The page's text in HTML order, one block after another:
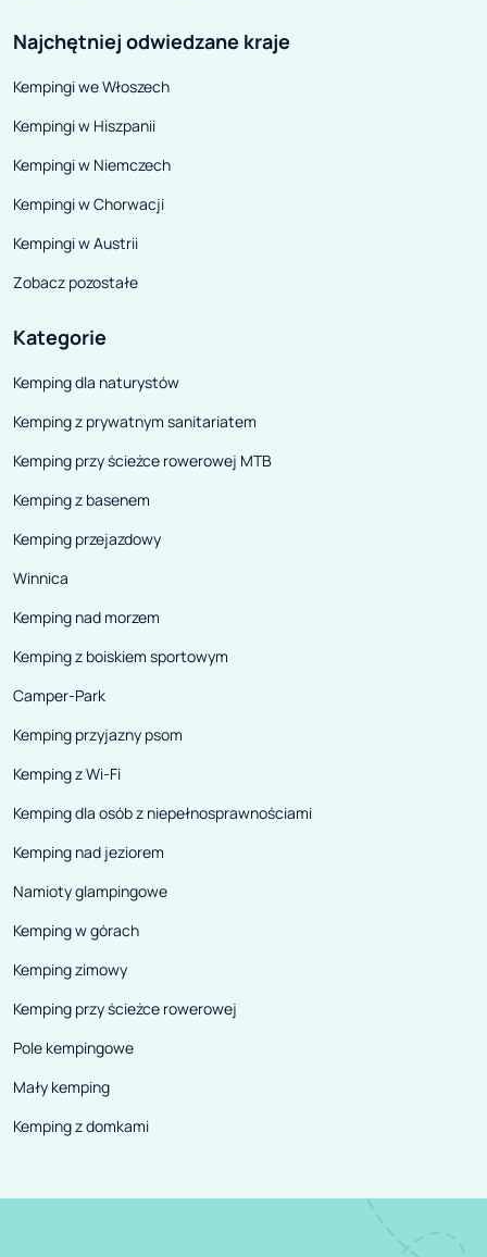
Najchętniej odwiedzane kraje
Kempingi we Włoszech
Kempingi w Hiszpanii
Kempingi w Niemczech
Kempingi w Chorwacji
Kempingi w Austrii
Zobacz pozostałe
Kategorie
Kemping dla naturystów
Kemping z prywatnym sanitariatem
Kemping przy ścieżce rowerowej MTB
Kemping z basenem
Kemping przejazdowy
Winnica
Kemping nad morzem
Kemping z boiskiem sportowym
Camper-Park
Kemping przyjazny psom
Kemping z Wi-Fi
Kemping dla osób z niepełnosprawnościami
Kemping nad jeziorem
Namioty glampingowe
Kemping w górach
Kemping zimowy
Kemping przy ścieżce rowerowej
Pole kempingowe
Mały kemping
Kemping z domkami